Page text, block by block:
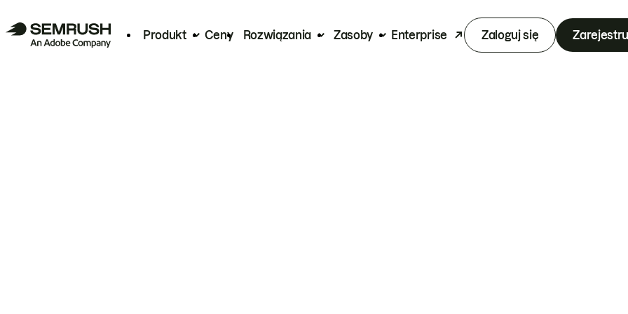
Produkt Ceny Rozwiązania Zasoby Enterprise Zaloguj się